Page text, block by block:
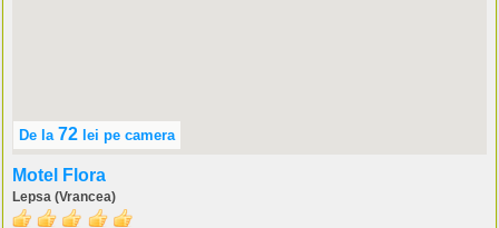
De la 72 lei pe camera
Motel Flora
Lepsa (Vrancea)